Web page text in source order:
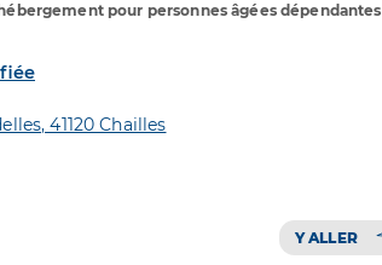
pour personnes âgées dépendantes
de soins
41120 Chailles
Y ALLER